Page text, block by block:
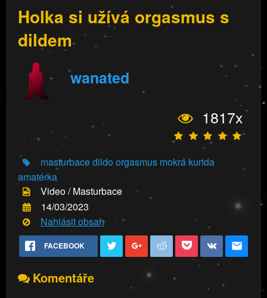
Holka si užívá orgasmus s
dildem
wanated
1817x
masturbacedildoorgasmus mokrá kunda
amatérka
Video / Masturbace
14/03/2023
Nahlásit obsah
FACEBOOK
Komentáře